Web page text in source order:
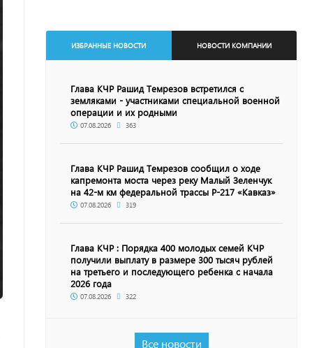
ИЗБРАННЫЕ НОВОСТИ НОВОСТИ КОМПАНИИ
Глава КЧР Рашид Темрезов встретился с
земляками - участниками специальной военной
операции и их родными
07.08.2026 363
Глава КЧР Рашид Темрезов сообщил о ходе
капремонта моста через реку Малый Зеленчук
на 42-м км федеральной трассы Р-217 «Кавказ»
07.08.2026 319
Глава КЧР : Порядка 400 молодых семей КЧР
получили выплату в размере 300 тысяч рублей
на третьего и последующего ребенка с начала
2026 года
07.08.2026 322
Все новости